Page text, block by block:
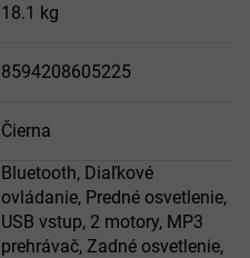
18.1 kg
8594208605225
Čierna
Bluetooth, Diaľkové
ovládanie, Predné osvetlenie,
USB vstup, 2 motory, MP3
prehrávač, Zadné osvetlenie,